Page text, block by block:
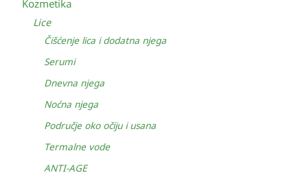
Kozmetika
Lice
Čišćenje lica i dodatna njega
Serumi
Dnevna njega
Noćna njega
Područje oko očiju i usana
Termalne vode
ANTI-AGE